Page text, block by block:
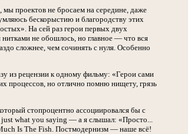
проектов не бросаем на середине, даже
бескорыстию и благородству этих
На сей раз герои первых двух
не обошлось, но главное — что вся
сложнее, чем сочинять с нуля. Особенно
из рецензии к одному фильму: «Герои сами
процессов, но отлично помню нищету, грязь
стопроцентно ассоциировался бы с
just what you saying — а я слышал: «Просто...
Is The Fish. Постмодернизм — наше всё!